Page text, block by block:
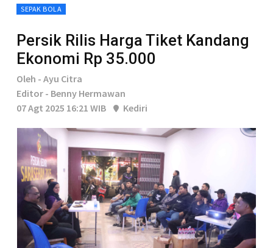
SEPAK BOLA
Persik Rilis Harga Tiket Kandang
Ekonomi Rp 35.000
Oleh - Ayu Citra
Editor - Benny Hermawan
07 Agt 2025 16:21 WIB
Kediri